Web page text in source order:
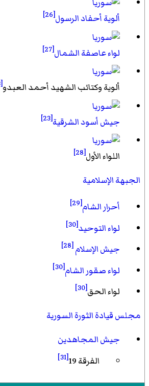
ألوية أحفاد الرسول[26]
لواء عاصفة الشمال[27]
ألوية وكتائب الشهيد أحمد العبدو[23]
جيش أسود الشرقية[23]
اللواء الأول[28]
الجبهة الإسلامية
أحرار الشام[29]
لواء التوحيد[30]
جيش الإسلام[28]
لواء صقور الشام[30]
لواء الحق[30]
مجلس قيادة الثورة السورية
جيش المجاهدين
الفرقة 19
[31]